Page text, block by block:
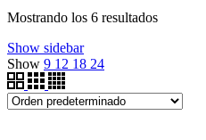
Mostrando los 6 resultados
Show sidebar
Show 9 12 18 24